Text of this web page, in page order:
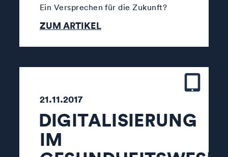
Ein Versprechen für die Zukunft?
ZUM ARTIKEL
21.11.2017
DIGITALISIERUNG
IM